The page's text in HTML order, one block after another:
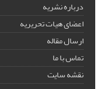
درباره نشریه
اعضای هیات تحریریه
ارسال مقاله
تماس با ما
نقشه سایت